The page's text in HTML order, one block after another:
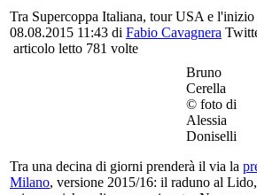
Tra Supercoppa Italiana, tour USA e
08.08.2015 11:43 di Fabio Cavagnera
articolo letto 781 volte
Bruno
Cerella
© foto di
Alessia
Doniselli
Tra una decina di giorni prenderà il via la
Milano, versione 2015/16: il raduno al